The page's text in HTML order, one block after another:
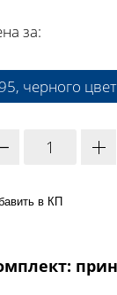
за:
95, черного
в КП